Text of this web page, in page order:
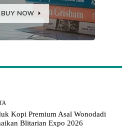
Kopi Premium Asal Wonodadi
Blitarian Expo 2026